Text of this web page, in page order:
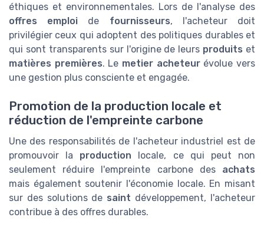
éthiques et environnementales. Lors de l'analyse des
offres emploi de fournisseurs, l'acheteur doit
privilégier ceux qui adoptent des politiques durables et
qui sont transparents sur l'origine de leurs produits et
matières premières. Le metier acheteurévolue vers
une gestion plus consciente et engagée.
Promotion de la production locale et
réduction de l'empreinte carbone
Une des responsabilités de l'acheteur industriel est de
promouvoir la production locale, ce qui peut non
seulement réduire l'empreinte carbone des achats
mais également soutenir l'économie locale. En misant
sur des solutions de saint développement, l'acheteur
contribue à des offres durables.